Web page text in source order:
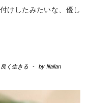
けしたみたいな、優し
良く生きる - by Illallan